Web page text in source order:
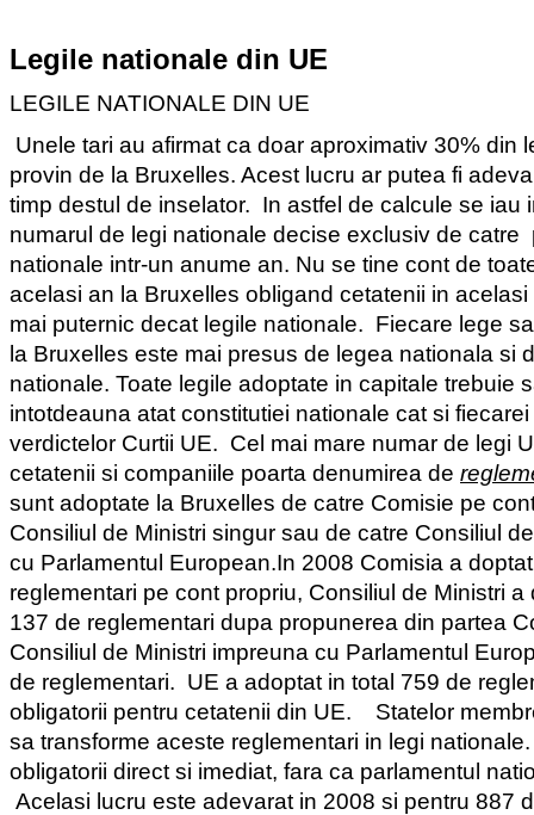
Legile nationale din UE
LEGILE NATIONALE DIN UE
Unele tari au afirmat ca doar aproximativ 30% din
provin de la Bruxelles. Acest lucru ar putea fi
timp destul de inselator. In astfel de calcule se iau
numarul de legi nationale decise exclusiv de catre
nationale intr-un anume an. Nu se tine cont de
acelasi an la Bruxelles obligand cetatenii in
mai puternic decat legile nationale. Fiecare lege
la Bruxelles este mai presus de legea nationala si
nationale. Toate legile adoptate in capitale trebuie
intotdeauna atat constitutiei nationale cat si
verdictelor Curtii UE. Cel mai mare numar de legi
cetatenii si companiile poarta denumirea de
sunt adoptate la Bruxelles de catre Comisie pe
Consiliul de Ministri singur sau de catre Consiliul
cu Parlamentul European.In 2008 Comisia a
reglementari pe cont propriu, Consiliul de Ministri
137 de reglementari dupa propunerea din partea
Consiliul de Ministri impreuna cu Parlamentul
de reglementari. UE a adoptat in total 759 de
obligatorii pentru cetatenii din UE.
Statelor
sa transforme aceste reglementari in legi
obligatorii direct si imediat, fara ca parlamentul
Acelasi lucru este adevarat in 2008 si pentru 887